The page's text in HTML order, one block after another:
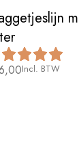
Incl. BTW